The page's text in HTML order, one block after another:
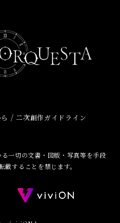
/二次創作ガイドライン
一切の文書・図版・写真等を手段
載することを禁じます。